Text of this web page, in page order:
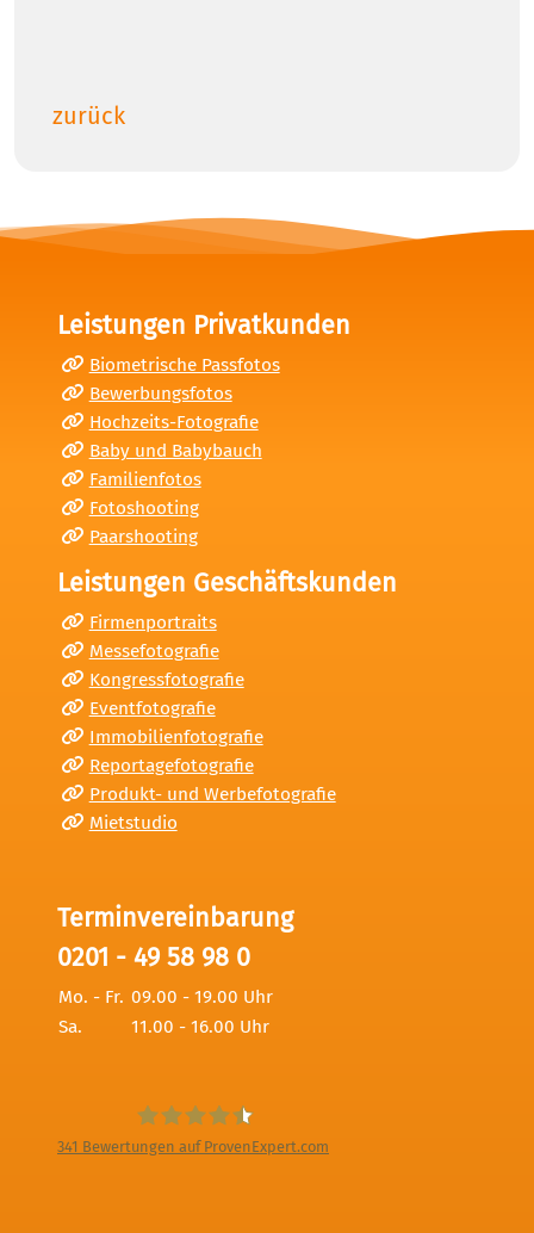
zurück
Leistungen Privatkunden
Biometrische Passfotos
Bewerbungsfotos
Hochzeits-Fotografie
Baby und Babybauch
Familienfotos
Fotoshooting
Paarshooting
Leistungen Geschäftskunden
Firmenportraits
Messefotografie
Kongressfotografie
Eventfotografie
Immobilienfotografie
Reportagefotografie
Produkt- und Werbefotografie
Mietstudio
Terminvereinbarung
0201 - 49 58 98 0
Mo. - Fr. 09.00 - 19.00 Uhr
Sa.
11.00 - 16.00 Uhr
341 Bewertungen auf ProvenExpert.com